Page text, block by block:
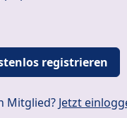
registrieren
Mitglied? Jetzt